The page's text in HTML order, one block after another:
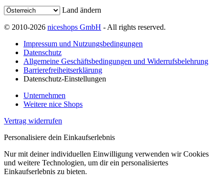
Land ändern
© 2010-2026 niceshops GmbH - All rights reserved.
Impressum und Nutzungsbedingungen
Datenschutz
Allgemeine Geschäftsbedingungen und Widerrufsbelehrung
Barrierefreiheitserklärung
Datenschutz-Einstellungen
Unternehmen
Weitere nice Shops
Vertrag widerrufen
Personalisiere dein Einkaufserlebnis
Nur mit deiner individuellen Einwilligung verwenden wir Cookies
und weitere Technologien, um dir ein personalisiertes
Einkaufserlebnis zu bieten.